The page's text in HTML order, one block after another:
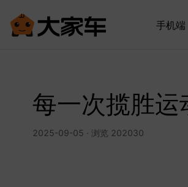
手机端
每一次揽胜
2025-09-05 · 浏览 202030